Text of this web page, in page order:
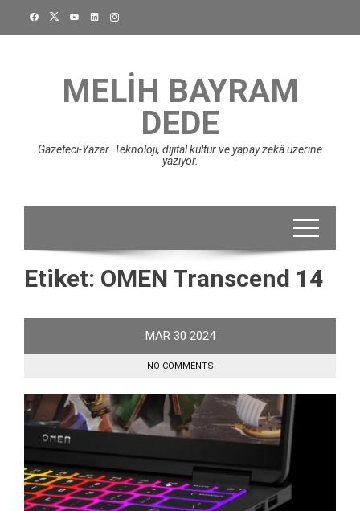
MELIH BAYRAM
DEDE
Gazeteci-Yazar. Teknoloji, dijital kültür ve yapay zekâ üzerine
yazıyor.
Etiket: OMEN Transcend 14
MAR 30 2024
NO COMMENTS